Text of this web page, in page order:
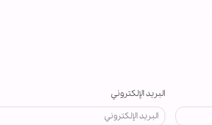
البريد الإلكتروني